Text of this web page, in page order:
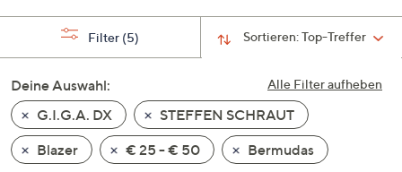
nach
und
nach
unten
oder
wischen
Sie
Sortieren:Top-Treffer
Filter (5)
Alle Filter aufheben
Deine Auswahl:
G.I.G.A. DX
STEFFEN SCHRAUT
Blazer
€ 25 - € 50 Bermudas